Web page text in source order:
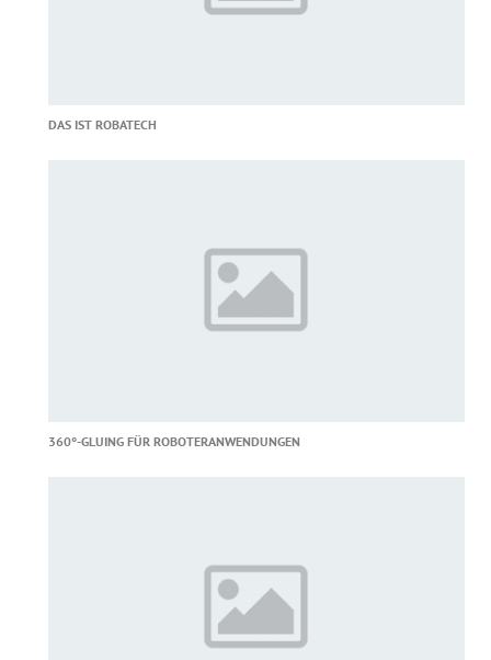
DAS IST ROBATECH
360°-GLUING FÜR ROBOTERANWENDUNGEN